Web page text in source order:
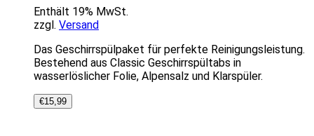
Enthält 19% MwSt.
zzgl. Versand
Das Geschirrspülpaket für perfekte Reinigungsleistung.
Bestehend aus Classic Geschirrspültabs in
wasserlöslicher Folie, Alpensalz und Klarspüler.
€15,99